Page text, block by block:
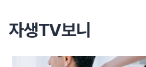
자생TV보니